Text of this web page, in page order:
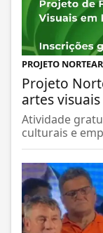
PROJETO NORTEAR
Projeto
artes
Atividade
culturais e